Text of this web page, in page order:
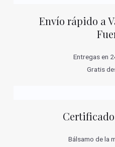
Envío rápido a
Entregas en
Gratis
Bálsamo de la